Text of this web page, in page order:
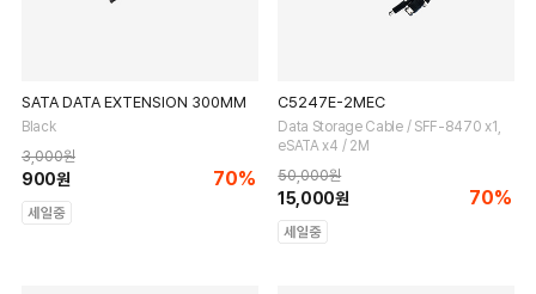
SATA DATA EXTENSION 300MM
Black
3,000원
900원 70%
C5247E-2MEC
Data Storage Cable / SFF-8470 x1,
eSATA x4 / 2M
50,000원
15,000원 70%